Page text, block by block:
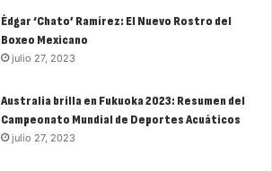
Édgar ‘Chato’ Ramírez: El Nuevo Rostro del
Boxeo Mexicano
julio 27, 2023
Australia brilla en Fukuoka 2023: Resumen del
Campeonato Mundial de Deportes Acuáticos
julio 27, 2023